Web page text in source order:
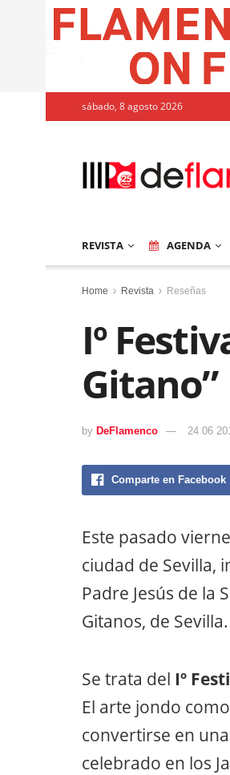
sábado, 8 agosto 2026
REVISTA AGENDA
Home Revista Reseñas
Iº
Gitano”
by DeFlamenco 24 06
Comparte en Facebook
Este pasado
ciudad de Sevilla,
Padre Jesús de la
Gitanos, de Sevilla.
Se trata del Iº
El arte jondo
convertirse en
celebrado en los